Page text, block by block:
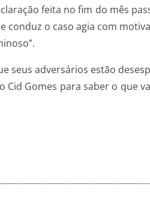
feita no fim do mês
conduz o caso agia com
seus adversários estão
Cid Gomes para saber o que